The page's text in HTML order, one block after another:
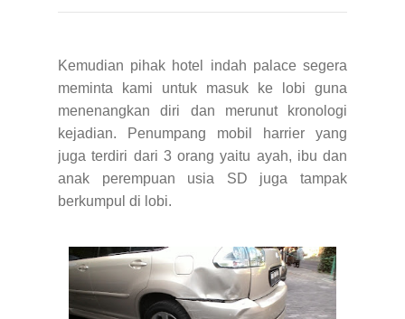
Kemudian pihak hotel indah palace segera
meminta kami untuk masuk ke lobi guna
menenangkan diri dan merunut kronologi
kejadian. Penumpang mobil harrier yang
juga terdiri dari 3 orang yaitu ayah, ibu dan
anak perempuan usia SD juga tampak
berkumpul di lobi.